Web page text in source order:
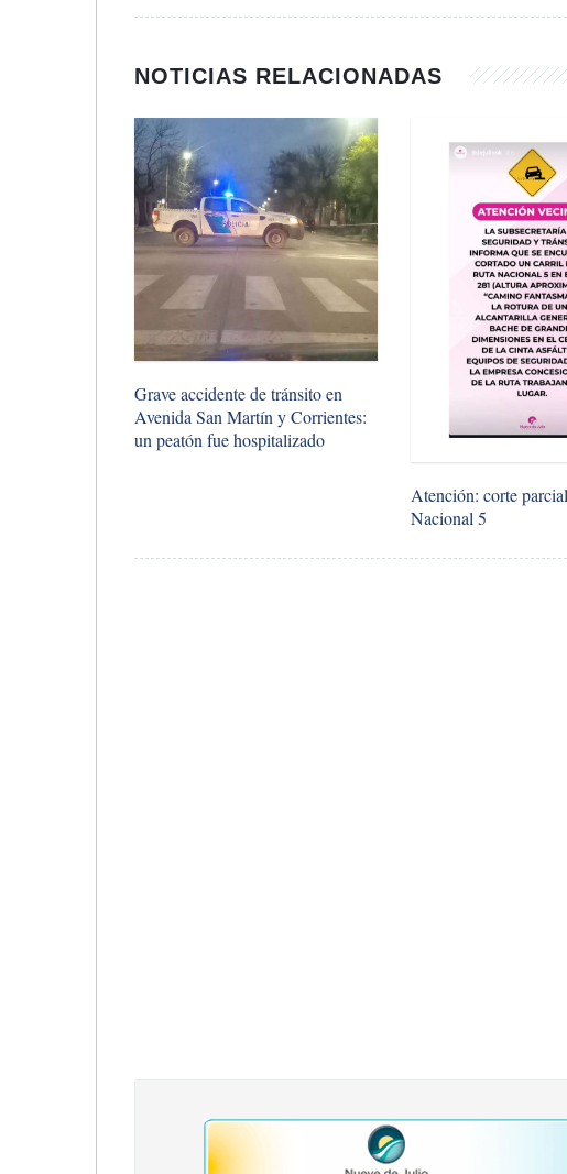
NOTICIAS RELACIONADAS
Grave accidente de tránsito en
Avenida San Martín y Corrientes:
un peatón fue hospitalizado
Atención: corte
Nacional 5